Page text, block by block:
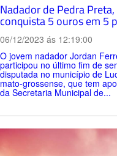
Nadador de Pedra
conquista 5 ouros em 5
06/12/2023 ás 12:19:00
O jovem nadador Jordan
participou no último fim de
disputada no município de
mato-grossense, que tem
da Secretaria Municipal de...